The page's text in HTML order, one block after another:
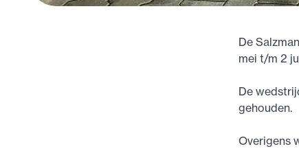
De
mei t/m 2
De
gehouden.
Overigens